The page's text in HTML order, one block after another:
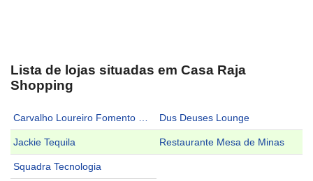
Lista de lojas situadas em Casa Raja
Shopping
Carvalho Loureiro Fomento Mercantil Ltda Dus Deuses Lounge
Jackie Tequila Restaurante Mesa de Minas
Squadra Tecnologia